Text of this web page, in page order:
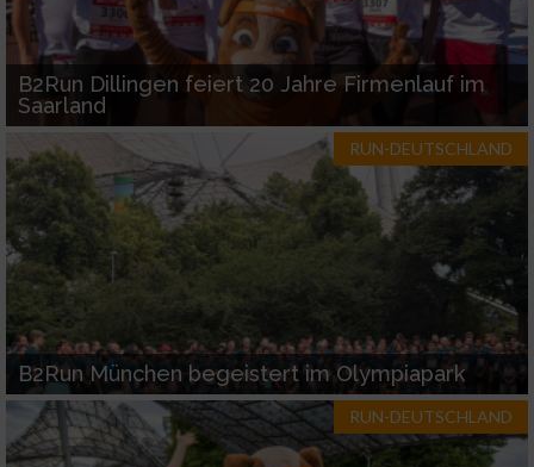
B2Run Dillingen feiert 20 Jahre Firmenlauf im
Saarland
RUN-DEUTSCHLAND
B2Run München begeistert im Olympiapark
RUN-DEUTSCHLAND